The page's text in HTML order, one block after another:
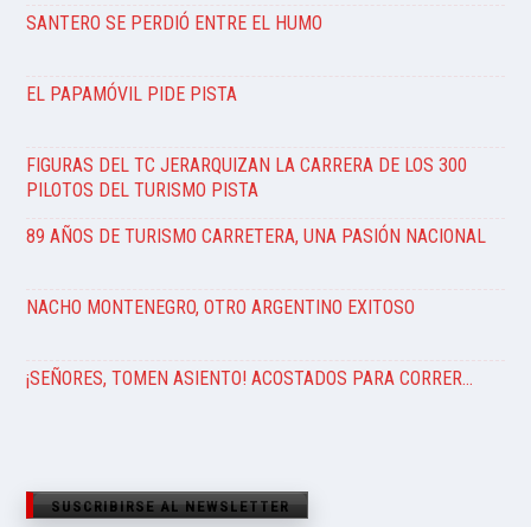
SANTERO SE PERDIÓ ENTRE EL HUMO
EL PAPAMÓVIL PIDE PISTA
FIGURAS DEL TC JERARQUIZAN LA CARRERA DE LOS 300
PILOTOS DEL TURISMO PISTA
89 AÑOS DE TURISMO CARRETERA, UNA PASIÓN NACIONAL
NACHO MONTENEGRO, OTRO ARGENTINO EXITOSO
¡SEÑORES, TOMEN ASIENTO! ACOSTADOS PARA CORRER…
SUSCRIBIRSE AL NEWSLETTER